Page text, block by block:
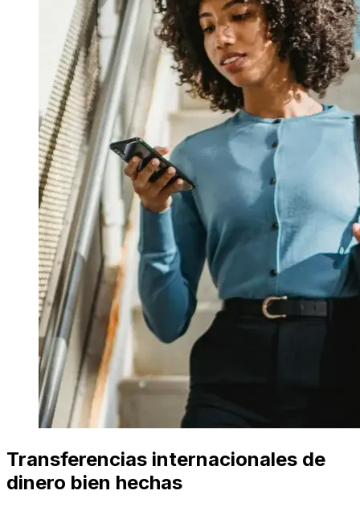
Transferencias internacionales de
dinero bien hechas